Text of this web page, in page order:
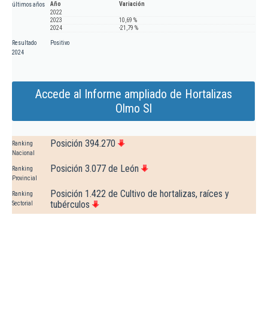
últimos años
Año
Variación
2022
2023
10,69 %
2024
-21,79 %
Resultado
2024
Positivo
Accede al Informe ampliado de Hortalizas
Olmo Sl
Ranking
Nacional
Posición 394.270
Ranking
Provincial
Posición 3.077 de León
Ranking
Sectorial
Posición 1.422 de Cultivo de hortalizas, raíces y
tubérculos